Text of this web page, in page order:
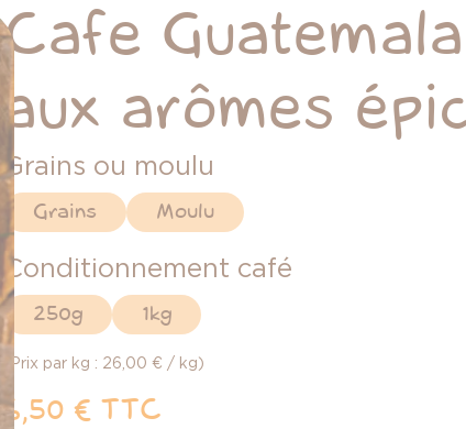
Cafe
aux arômes
Grains ou moulu
Grains Moulu
Conditionnement café
250g 1kg
(Prix par kg : 26,00 € / kg)
6,50 € TTC